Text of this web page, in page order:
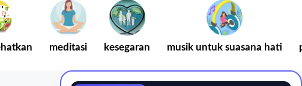
meditasi kesegaran musik untuk suasana hati